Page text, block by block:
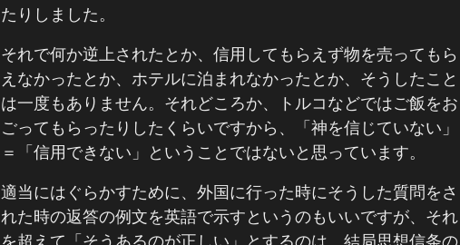
たりしました。
それで何か逆上されたとか、信用してもらえず物を売ってもら
えなかったとか、ホテルに泊まれなかったとか、そうしたこと
は一度もありません。それどころか、トルコなどではご飯をお
ごってもらったりしたくらいですから、「神を信じていない」
＝「信用できない」ということではないと思っています。
適当にはぐらかすために、外国に行った時にそうした質問をさ
れた時の返答の例文を英語で示すというのもいいですが、それ
を超えて「そうあるのが正しい」とするのは、結局思想信条の